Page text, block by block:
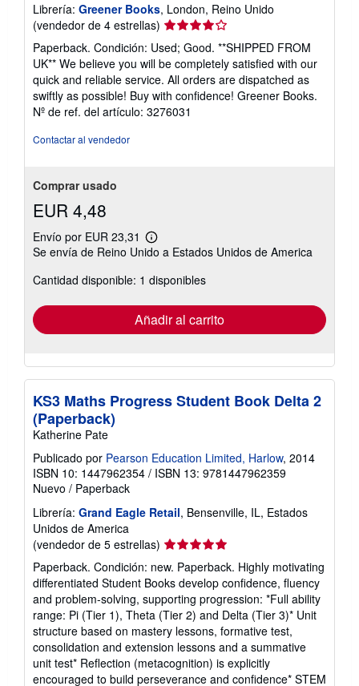
Librería: Greener Books, London, Reino Unido
(vendedor de 4 estrellas) Calificación
del
vendedor:
4
de
5
estrellas
Paperback. Condición: Used; Good. **SHIPPED FROM
UK** We believe you will be completely satisfied with our
quick and reliable service. All orders are dispatched as
swiftly as possible! Buy with confidence! Greener Books.
Nº de ref. del artículo: 3276031
Contactar al vendedor
Comprar usado
EUR 4,48
Envío por EUR 23,31
Más
información
las
tarifas
envío
Se envía de Reino Unido a Estados Unidos de America
Cantidad disponible: 1 disponibles
Añadir al carrito
KS3 Maths Progress Student Book Delta 2
(Paperback)
Katherine Pate
Publicado por Pearson Education Limited, Harlow, 2014
ISBN 10: 1447962354 / ISBN 13: 9781447962359
Nuevo / Paperback
Librería: Grand Eagle Retail, Bensenville, IL, Estados
Unidos de America
(vendedor de 5 estrellas) Calificación
vendedor:
5
de
5
estrellas
Paperback. Condición: new. Paperback. Highly motivating
differentiated Student Books develop confidence, fluency
and problem-solving, supporting progression: *Full ability
range: Pi (Tier 1), Theta (Tier 2) and Delta (Tier 3)* Unit
structure based on mastery lessons, formative test,
consolidation and extension lessons and a summative
unit test* Reflection (metacognition) is explicitly
encouraged to build perseverance and confidence* STEM